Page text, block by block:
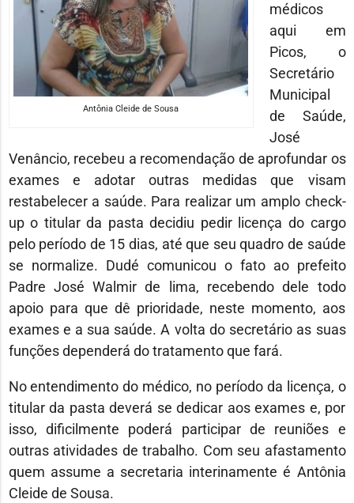
Antônia Cleide de Sousa
médicos
aqui em
Picos, o
Secretário
Municipal
de Saúde,
José
Venâncio, recebeu a recomendação de aprofundar os
exames e adotar outras medidas que visam
restabelecer a saúde. Para realizar um amplo check-
up o titular da pasta decidiu pedir licença do cargo
pelo período de 15 dias, até que seu quadro de saúde
se normalize. Dudé comunicou o fato ao prefeito
Padre José Walmir de lima, recebendo dele todo
apoio para que dê prioridade, neste momento, aos
exames e a sua saúde. A volta do secretário as suas
funções dependerá do tratamento que fará.
No entendimento do médico, no período da licença, o
titular da pasta deverá se dedicar aos exames e, por
isso, dificilmente poderá participar de reuniões e
outras atividades de trabalho. Com seu afastamento
quem assume a secretaria interinamente é Antônia
Cleide de Sousa.